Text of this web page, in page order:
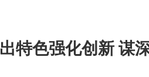
特色强化创新 谋